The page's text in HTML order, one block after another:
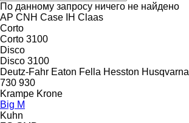
По данному запросу ничего не найдено
AP CNH Case IH Claas
Corto
Corto 3100
Disco
Disco 3100
Deutz-Fahr Eaton Fella Hesston Husqvarna
730 930
Krampe Krone
Big M
Kuhn